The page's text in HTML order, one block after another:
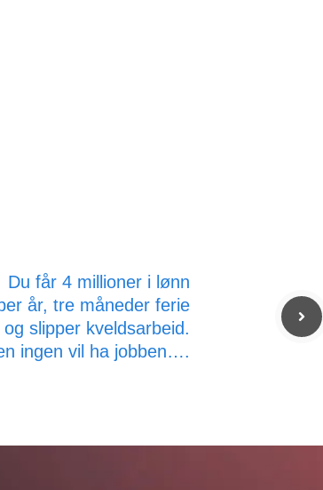
Du får 4 millioner i lønn
år, tre måneder ferie
og slipper kveldsarbeid.
ingen vil ha jobben….